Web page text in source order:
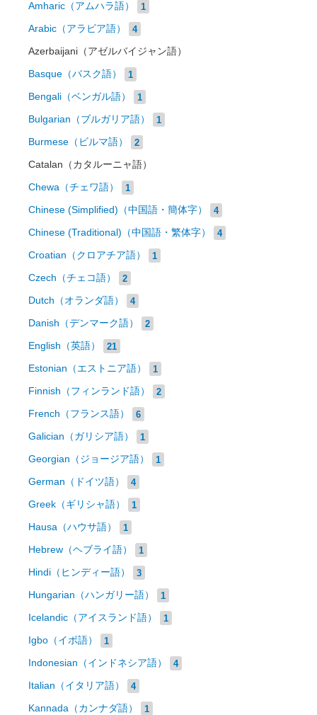
Amharic（アムハラ語） 1
Arabic（アラビア語） 4
Azerbaijani（アゼルバイジャン語）
Basque（バスク語） 1
Bengali（ベンガル語） 1
Bulgarian（ブルガリア語） 1
Burmese（ビルマ語） 2
Catalan（カタルーニャ語）
Chewa（チェワ語） 1
Chinese (Simplified)（中国語・簡体字） 4
Chinese (Traditional)（中国語・繁体字） 4
Croatian（クロアチア語） 1
Czech（チェコ語） 2
Dutch（オランダ語） 4
Danish（デンマーク語） 2
English（英語） 21
Estonian（エストニア語） 1
Finnish（フィンランド語） 2
French（フランス語） 6
Galician（ガリシア語） 1
Georgian（ジョージア語） 1
German（ドイツ語） 4
Greek（ギリシャ語） 1
Hausa（ハウサ語） 1
Hebrew（ヘブライ語） 1
Hindi（ヒンディー語） 3
Hungarian（ハンガリー語） 1
Icelandic（アイスランド語） 1
Igbo（イボ語） 1
Indonesian（インドネシア語） 4
Italian（イタリア語） 4
Kannada（カンナダ語） 1